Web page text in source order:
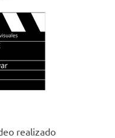
realizado